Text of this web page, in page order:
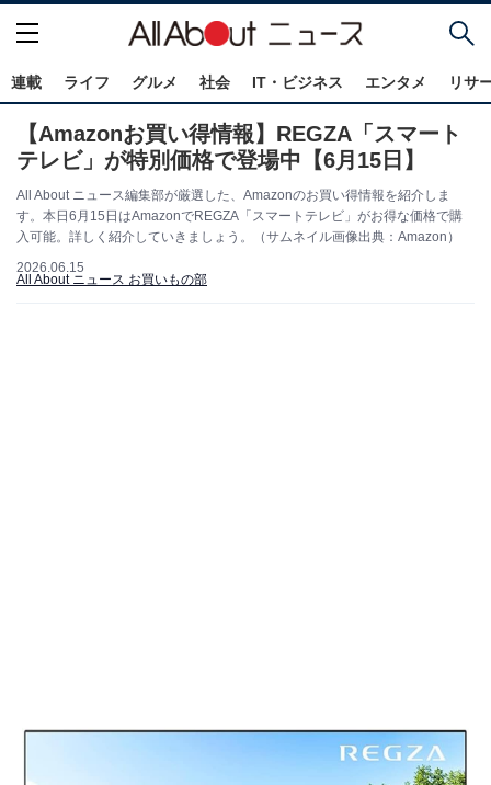
連載 ライフ グルメ 社会 IT・ビジネス エンタメ リサ
【Amazonお買い得情報】REGZA「スマート
テレビ」が特別価格で登場中【6月15日】
All About ニュース編集部が厳選した、Amazonのお買い得情報を紹介しま
す。本日6月15日はAmazonでREGZA「スマートテレビ」がお得な価格で購
入可能。詳しく紹介していきましょう。（サムネイル画像出典：Amazon）
2026.06.15
All About ニュース お買いもの部